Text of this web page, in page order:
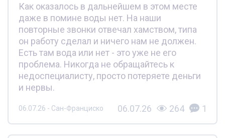
Как оказалось в дальнейшем в этом месте
даже в помине воды нет. На наши
повторные звонки отвечал хамством, типа
он работу сделал и ничего нам не должен.
Есть там вода или нет - это уже не его
проблема. Никогда не обращайтесь к
недоспециалисту, просто потеряете деньги
и нервы.
06.07.26 - Сан-Франциско 06.07.26 264 1